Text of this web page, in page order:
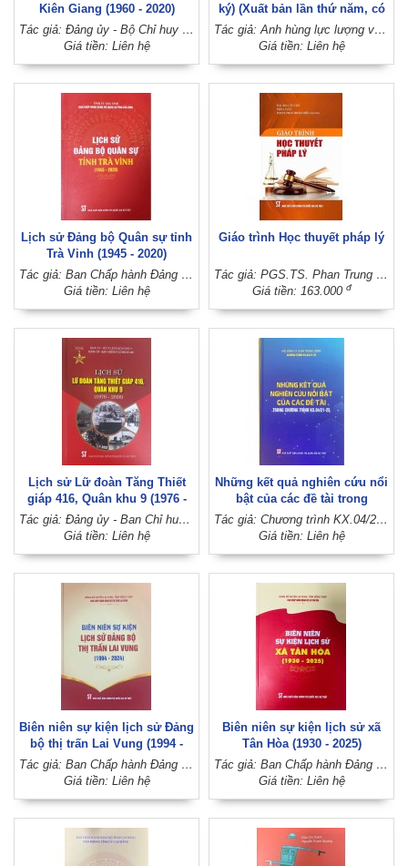
Kiên Giang (1960 - 2020)
Tác giả: Đảng ủy - Bộ Chỉ huy quân sự tỉnh Kiên Giang
Giá tiền: Liên hệ
ký) (Xuất bản lần thứ năm, có
sửa chữa, bổ sung)
Tác giả: Anh hùng lực lượng vũ trang nhân dân, Thiếu tướng Trần Ngọc Thổ
Giá tiền: Liên hệ
Lịch sử Đảng bộ Quân sự tỉnh
Trà Vinh (1945 - 2020)
Tác giả: Ban Chấp hành Đảng bộ Quân sự tỉnh Trà Vinh (Tỉnh ủy Trà Vinh)
Giá tiền: Liên hệ
Giáo trình Học thuyết pháp lý
Tác giả: PGS.TS. Phan Trung Hiền (Chủ biên)
Giá tiền: 163.000 đ
Lịch sử Lữ đoàn Tăng Thiết
giáp 416, Quân khu 9 (1976 -
2026)
Tác giả: Đảng ủy - Ban Chỉ huy Lữ đoàn 416 (Đảng ủy - Bộ Tư lệnh Quân khu 9)
Giá tiền: Liên hệ
Những kết quả nghiên cứu nổi
bật của các đề tài trong
Chương trình KX.04/21-25 Tác giả: Chương trình KX.04/21-25 (Hội đồng Lý luận Trung ương)
Giá tiền: Liên hệ
Biên niên sự kiện lịch sử Đảng
bộ thị trấn Lai Vung (1994 -
2024)
Tác giả: Ban Chấp hành Đảng bộ thị trấn Lai Vung (Đảng bộ huyện Lai Vung, tỉnh Đồng Tháp)
Giá tiền: Liên hệ
Biên niên sự kiện lịch sử xã
Tân Hòa (1930 - 2025)
Tác giả: Ban Chấp hành Đảng bộ xã Tân Hòa (Đảng bộ huyện Lai Vung, tỉnh Đồng Tháp)
Giá tiền: Liên hệ